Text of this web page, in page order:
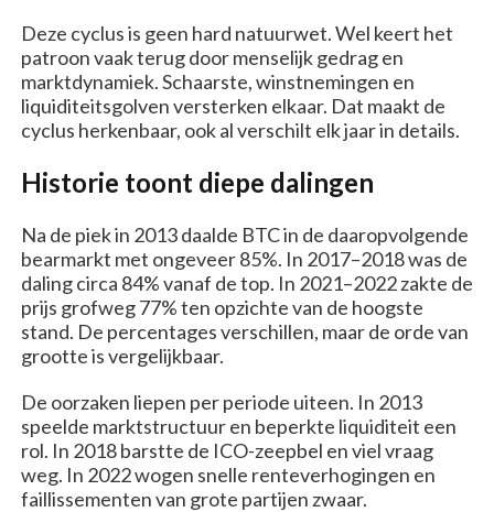
Deze cyclus is geen hard natuurwet. Wel keert het
patroon vaak terug door menselijk gedrag en
marktdynamiek. Schaarste, winstnemingen en
liquiditeitsgolven versterken elkaar. Dat maakt de
cyclus herkenbaar, ook al verschilt elk jaar in details.
Historie toont diepe dalingen
Na de piek in 2013 daalde BTC in de daaropvolgende
bearmarkt met ongeveer 85%. In 2017–2018 was de
daling circa 84% vanaf de top. In 2021–2022 zakte de
prijs grofweg 77% ten opzichte van de hoogste
stand. De percentages verschillen, maar de orde van
grootte is vergelijkbaar.
De oorzaken liepen per periode uiteen. In 2013
speelde marktstructuur en beperkte liquiditeit een
rol. In 2018 barstte de ICO-zeepbel en viel vraag
weg. In 2022 wogen snelle renteverhogingen en
faillissementen van grote partijen zwaar.